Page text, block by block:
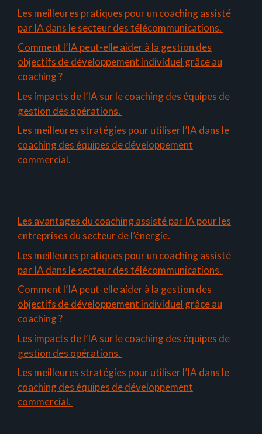
Les meilleures pratiques pour un coaching assisté
par IA dans le secteur des télécommunications.
Comment l’IA peut-elle aider à la gestion des
objectifs de développement individuel grâce au
coaching ?
Les impacts de l’IA sur le coaching des équipes de
gestion des opérations.
Les meilleures stratégies pour utiliser l’IA dans le
coaching des équipes de développement
commercial.
Les avantages du coaching assisté par IA pour les
entreprises du secteur de l’énergie.
Les meilleures pratiques pour un coaching assisté
par IA dans le secteur des télécommunications.
Comment l’IA peut-elle aider à la gestion des
objectifs de développement individuel grâce au
coaching ?
Les impacts de l’IA sur le coaching des équipes de
gestion des opérations.
Les meilleures stratégies pour utiliser l’IA dans le
coaching des équipes de développement
commercial.